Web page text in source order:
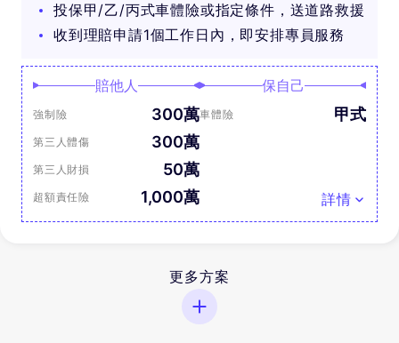
投保甲/乙/丙式車體險或指定條件，送道路救援
收到理賠申請1個工作日內，即安排專員服務
賠他人
強制險 300萬
第三人體傷 300萬
第三人財損 50萬
超額責任險 1,000萬
保自己
車體險 甲式
詳情
更多方案